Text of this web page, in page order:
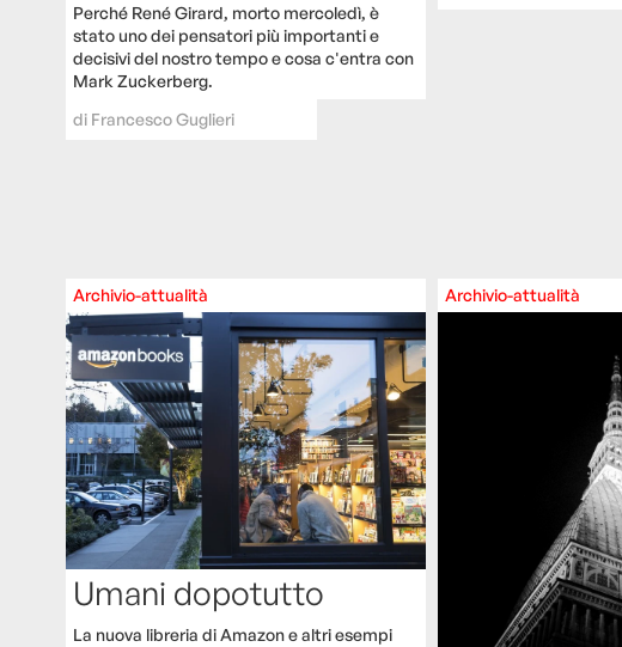
Perché René Girard, morto mercoledì, è
stato uno dei pensatori più importanti e
decisivi del nostro tempo e cosa c'entra con
Mark Zuckerberg.
di Francesco Guglieri
Archivio-attualità
Umani dopotutto
La nuova libreria di Amazon e altri esempi
Archivio-attualità